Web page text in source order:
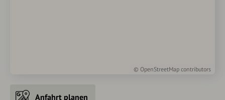
© OpenStreetMap contributors
Anfahrt planen